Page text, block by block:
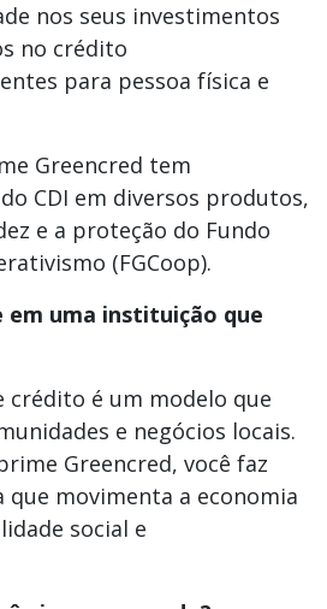
nos seus investimentos
no crédito
para pessoa física e
Greencred tem
CDI em diversos produtos,
e a proteção do Fundo
(FGCoop).
em uma instituição que
crédito é um modelo que
e negócios locais.
Greencred, você faz
movimenta a economia
social e